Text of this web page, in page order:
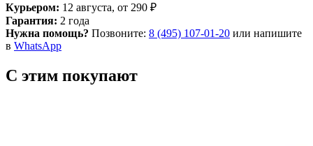
Курьером: 12 августа, от 290 ₽
Гарантия: 2 года
Нужна помощь? Позвоните: 8 (495) 107-01-20 или напишите
в WhatsApp
С этим покупают